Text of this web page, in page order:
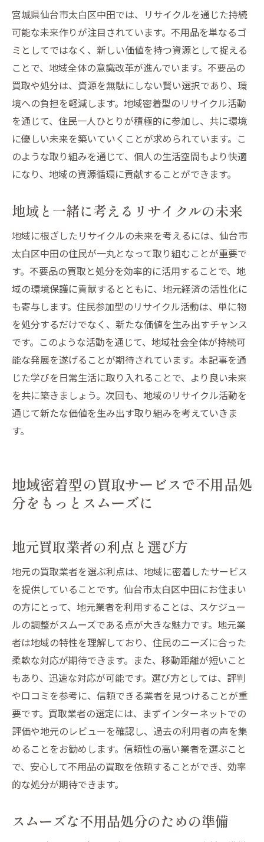
宮城県仙台市太白区中田では、リサイクルを通じた持続
可能な未来作りが注目されています。不用品を単なるゴ
ミとしてではなく、新しい価値を持つ資源として捉える
ことで、地域全体の意識改革が進んでいます。不要品の
買取や処分は、資源を無駄にしない賢い選択であり、環
境への負担を軽減します。地域密着型のリサイクル活動
を通じて、住民一人ひとりが積極的に参加し、共に環境
に優しい未来を築いていくことが求められています。こ
のような取り組みを通じて、個人の生活空間もより快適
になり、地域の資源循環に貢献することができます。
地域と一緒に考えるリサイクルの未来
地域に根ざしたリサイクルの未来を考えるには、仙台市
太白区中田の住民が一丸となって取り組むことが重要で
す。不要品の買取と処分を効率的に活用することで、地
域の環境保護に貢献するとともに、地元経済の活性化に
も寄与します。住民参加型のリサイクル活動は、単に物
を処分するだけでなく、新たな価値を生み出すチャンス
です。このような活動を通じて、地域社会全体が持続可
能な発展を遂げることが期待されています。本記事を通
じた学びを日常生活に取り入れることで、より良い未来
を共に築きましょう。次回も、地域のリサイクル活動を
通じて新たな価値を生み出す取り組みを考えていきま
す。
地域密着型の買取サービスで不用品処
分をもっとスムーズに
地元買取業者の利点と選び方
地元の買取業者を選ぶ利点は、地域に密着したサービス
を提供していることです。仙台市太白区中田にお住まい
の方にとって、地元業者を利用することは、スケジュー
ルの調整がスムーズである点が大きな魅力です。地元業
者は地域の特性を理解しており、住民のニーズに合った
柔軟な対応が期待できます。また、移動距離が短いこと
もあり、迅速な対応が可能です。選び方としては、評判
や口コミを参考に、信頼できる業者を見つけることが重
要です。買取業者の選定には、まずインターネットでの
評価や地元のレビューを確認し、過去の利用者の声を集
めることをお勧めします。信頼性の高い業者を選ぶこと
で、安心して不用品の買取を依頼することができ、効率
的な処分が期待できます。
スムーズな不用品処分のための準備